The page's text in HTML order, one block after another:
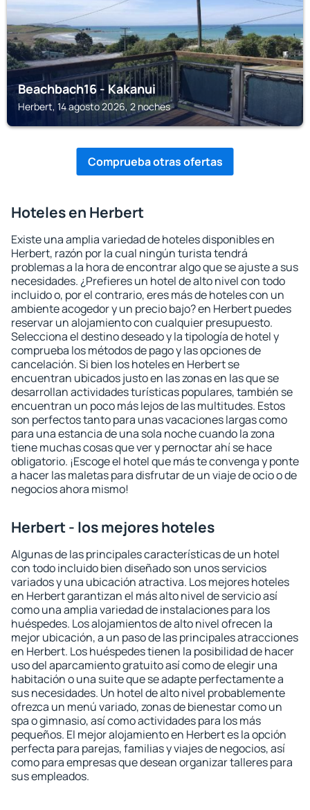
Beachbach16 - Kakanui
Herbert, 14 agosto 2026, 2 noches
Comprueba otras ofertas
Hoteles en Herbert
Existe una amplia variedad de hoteles disponibles en
Herbert, razón por la cual ningún turista tendrá
problemas a la hora de encontrar algo que se ajuste a sus
necesidades. ¿Prefieres un hotel de alto nivel con todo
incluido o, por el contrario, eres más de hoteles con un
ambiente acogedor y un precio bajo? en Herbert puedes
reservar un alojamiento con cualquier presupuesto.
Selecciona el destino deseado y la tipología de hotel y
comprueba los métodos de pago y las opciones de
cancelación. Si bien los hoteles en Herbert se
encuentran ubicados justo en las zonas en las que se
desarrollan actividades turísticas populares, también se
encuentran un poco más lejos de las multitudes. Estos
son perfectos tanto para unas vacaciones largas como
para una estancia de una sola noche cuando la zona
tiene muchas cosas que ver y pernoctar ahí se hace
obligatorio. ¡Escoge el hotel que más te convenga y ponte
a hacer las maletas para disfrutar de un viaje de ocio o de
negocios ahora mismo!
Herbert - los mejores hoteles
Algunas de las principales características de un hotel
con todo incluido bien diseñado son unos servicios
variados y una ubicación atractiva. Los mejores hoteles
en Herbert garantizan el más alto nivel de servicio así
como una amplia variedad de instalaciones para los
huéspedes. Los alojamientos de alto nivel ofrecen la
mejor ubicación, a un paso de las principales atracciones
en Herbert. Los huéspedes tienen la posibilidad de hacer
uso del aparcamiento gratuito así como de elegir una
habitación o una suite que se adapte perfectamente a
sus necesidades. Un hotel de alto nivel probablemente
ofrezca un menú variado, zonas de bienestar como un
spa o gimnasio, así como actividades para los más
pequeños. El mejor alojamiento en Herbert es la opción
perfecta para parejas, familias y viajes de negocios, así
como para empresas que desean organizar talleres para
sus empleados.